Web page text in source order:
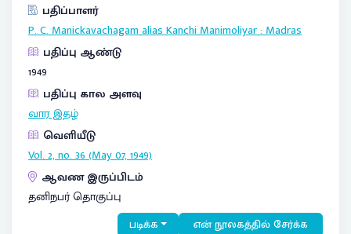
பதிப்பாளர்
P. C. Manickavachagam alias Kanchi Manimoliyar:Madras
பதிப்பு ஆண்டு
1949
பதிப்பு கால அளவு
வார இதழ்
வெளியீடு
Vol. 2, no. 36 (May 07, 1949)
ஆவண இருப்பிடம்
தனிநபர் தொகுப்பு
படிக்க என் நூலகத்தில் சேர்க்க